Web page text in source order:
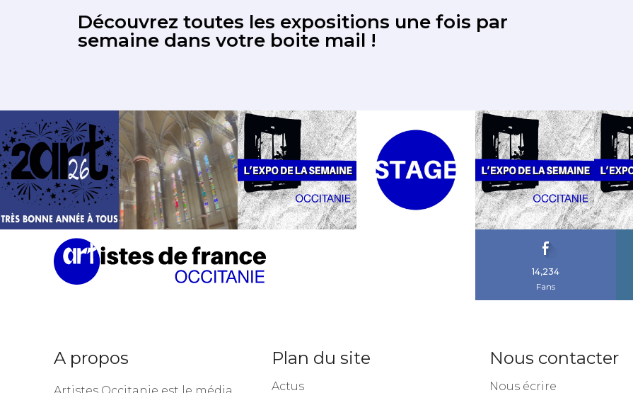
Découvrez toutes les expositions une fois par
semaine dans votre boite mail !
14,234
Fans
A propos Plan du site
Actus
Nous contacter
Nous écrire